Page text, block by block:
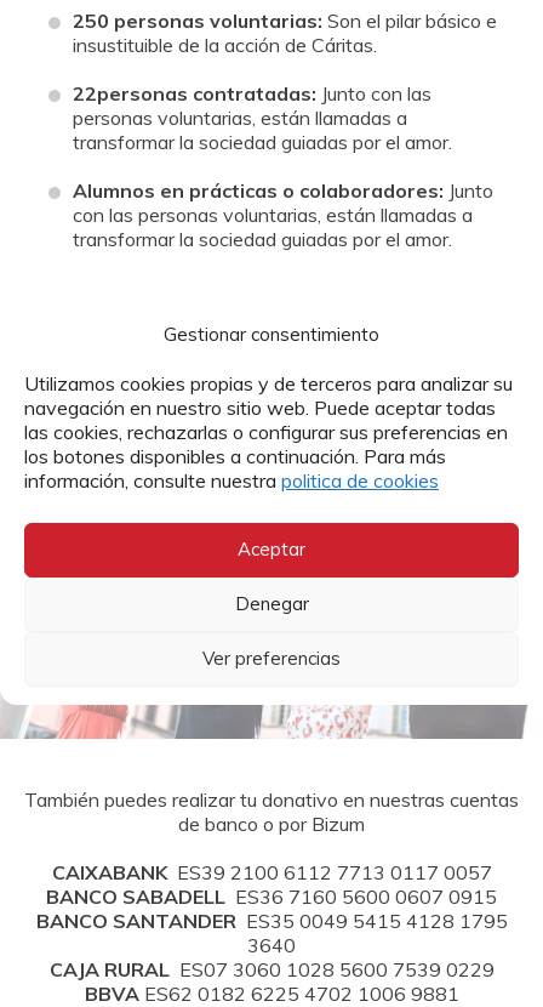
Gestionar consentimiento
Utilizamos cookies propias y de terceros para analizar su
navegación en nuestro sitio web. Puede aceptar todas
las cookies, rechazarlas o configurar sus preferencias en
los botones disponibles a continuación. Para más
información, consulte nuestra politica de cookies
Aceptar
Denegar
Ver preferencias
250 personas voluntarias: Son el pilar básico e
insustituible de la acción de Cáritas.
22personas contratadas: Junto con las
personas voluntarias, están llamadas a
transformar la sociedad guiadas por el amor.
Alumnos en prácticas o colaboradores: Junto
con las personas voluntarias, están llamadas a
transformar la sociedad guiadas por el amor.
¿Quieres colaborar con
Cáritas Diocesana de
Ayúdanos a estar donde más nos necesitan.
HAZTE VOLUNTARIO HAZTE SOCIO
También puedes realizar tu donativo en nuestras cuentas
de banco o por Bizum
CAIXABANK ES39 2100 6112 7713 0117 0057
BANCO SABADELL ES36 7160 5600 0607 0915
BANCO SANTANDERES35 0049 5415 4128 1795
3640
CAJA RURALES07 3060 1028 5600 7539 0229
BBVAES62 0182 6225 4702 1006 9881